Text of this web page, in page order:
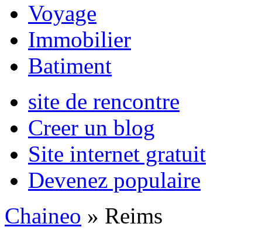
Voyage
Immobilier
Batiment
site de rencontre
Creer un blog
Site internet gratuit
Devenez populaire
Chaineo » Reims